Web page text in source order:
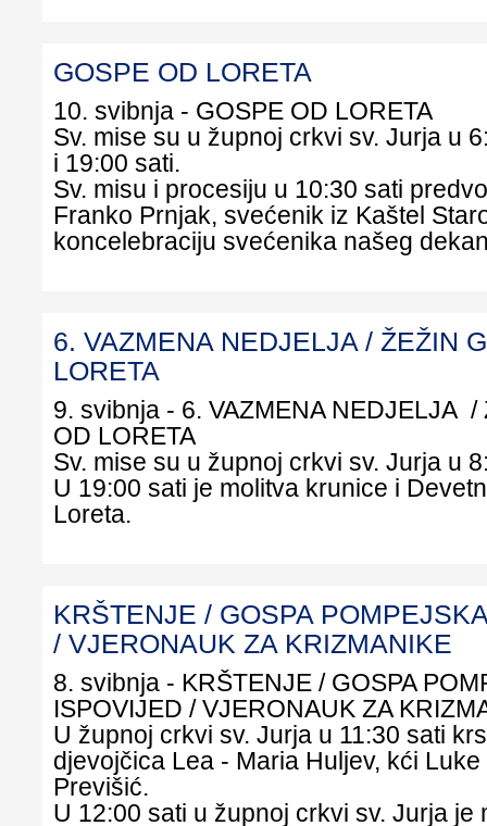
GOSPE OD LORETA
10. svibnja - GOSPE OD LORETA
Sv. mise su u župnoj crkvi sv. Jurja u
i 19:00 sati.
Sv. misu i procesiju u 10:30 sati
Franko Prnjak, svećenik iz Kaštel
koncelebraciju svećenika našeg
6. VAZMENA NEDJELJA / ŽEŽIN
LORETA
9. svibnja - 6. VAZMENA NEDJELJA /
OD LORETA
Sv. mise su u župnoj crkvi sv. Jurja u
U 19:00 sati je molitva krunice i
Loreta.
KRŠTENJE / GOSPA
/ VJERONAUK ZA KRIZMANIKE
8. svibnja - KRŠTENJE / GOSPA
ISPOVIJED / VJERONAUK ZA
U župnoj crkvi sv. Jurja u 11:30 sati
djevojčica Lea - Maria Huljev, kći
Previšić.
U 12:00 sati u župnoj crkvi sv. Jurja